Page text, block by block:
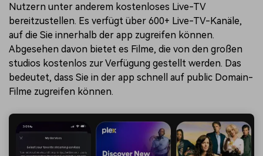
Nutzern unter anderem kostenloses Live-TV
bereitzustellen. Es verfügt über 600+ Live-TV-Kanäle,
auf die Sie innerhalb der app zugreifen können.
Abgesehen davon bietet es Filme, die von den großen
studios kostenlos zur Verfügung gestellt werden. Das
bedeutet, dass Sie in der app schnell auf public Domain-
Filme zugreifen können.